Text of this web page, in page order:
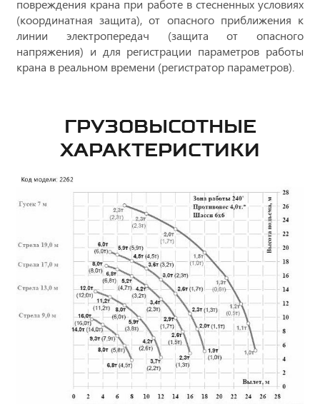
повреждения крана при работе в стесненных условиях
(координатная защита), от опасного приближения к
линии электропередач (защита от опасного
напряжения) и для регистрации параметров работы
крана в реальном времени (регистратор параметров).
ГРУЗОВЫСОТНЫЕ
ХАРАКТЕРИСТИКИ